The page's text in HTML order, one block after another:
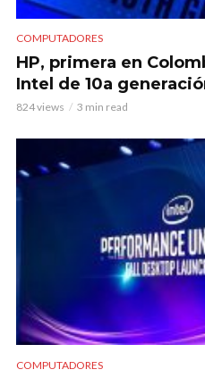
COMPUTADORES
HP, primera en
Intel de 10a
824 views 3 min read
COMPUTADORES